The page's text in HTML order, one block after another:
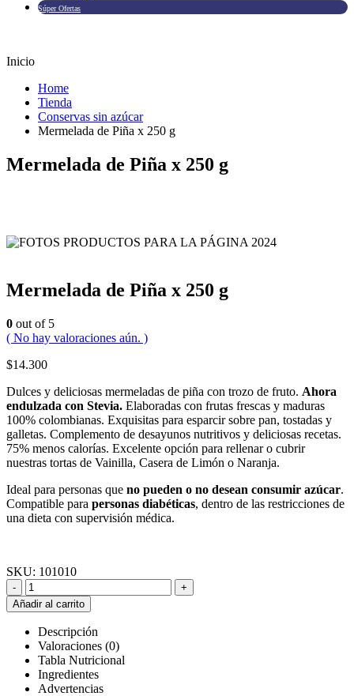
Súper Ofertas
Inicio
Home
Tienda
Conservas sin azúcar
Mermelada de Piña x 250 g
Mermelada de Piña x 250 g
Mermelada de Piña x 250 g
0 out of 5
( No hay valoraciones aún. )
$14.300
Dulces y deliciosas mermeladas de piña con trozo de fruto. Ahora
endulzada con Stevia. Elaboradas con frutas frescas y maduras
100% colombianas. Exquisitas para esparcir sobre pan, tostadas y
galletas. Complemento de desayunos nutritivos y deliciosas recetas.
75% menos calorías. Excelente opción para rellenar o cubrir
nuestras tortas de Vainilla, Casera de Limón o Naranja.
Ideal para personas que no pueden o no desean consumir azúcar.
Compatible para personas diabéticas, dentro de las restricciones de
una dieta con supervisión médica.
SKU: 101010
-
+
Añadir al carrito
Descripción
Valoraciones (0)
Tabla Nutricional
Ingredientes
Advertencias